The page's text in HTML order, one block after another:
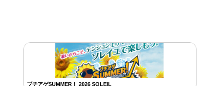
ブチアゲSUMMER！ 2026 SOLEIL